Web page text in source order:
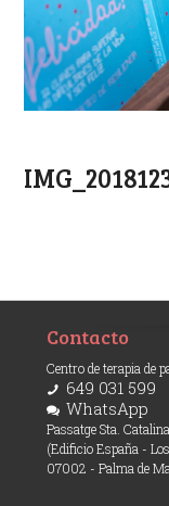
Contacto
Centro de terapia de
649 031 599
WhatsApp
Passatge Sta.
(Edificio España -
07002 - Palma de